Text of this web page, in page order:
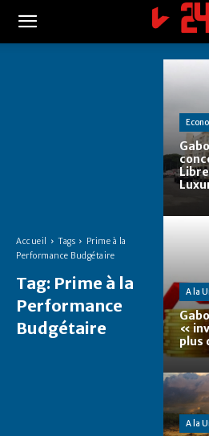
Accueil Tags
Prime à la
Performance Budgétaire
Tag: Prime à la
Performance
Budgétaire
A la
«
plus
A la